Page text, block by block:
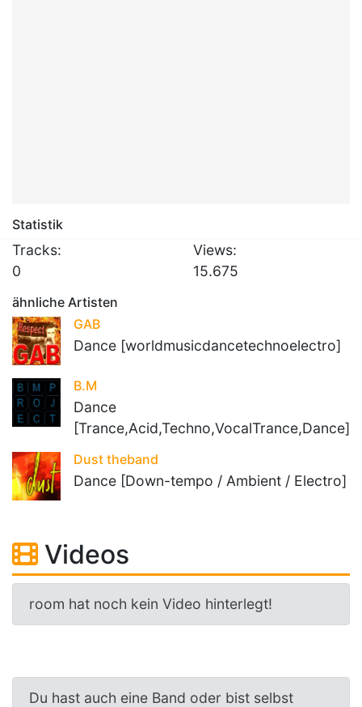
Statistik
Tracks:
0
Views:
15.675
ähnliche Artisten
GAB
Dance [worldmusicdancetechnoelectro]
B.M
Dance
[Trance,Acid,Techno,VocalTrance,Dance]
Dust theband
Dance [Down-tempo / Ambient / Electro]
Videos
room hat noch kein Video hinterlegt!
Du hast auch eine Band oder bist selbst